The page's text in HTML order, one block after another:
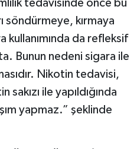
tedavisinde önce bu
söndürmeye, kırmaya
kullanımında da refleksif
Bunun nedeni sigara ile
Nikotin tedavisi,
ile yapıldığında
yapmaz.” şeklinde